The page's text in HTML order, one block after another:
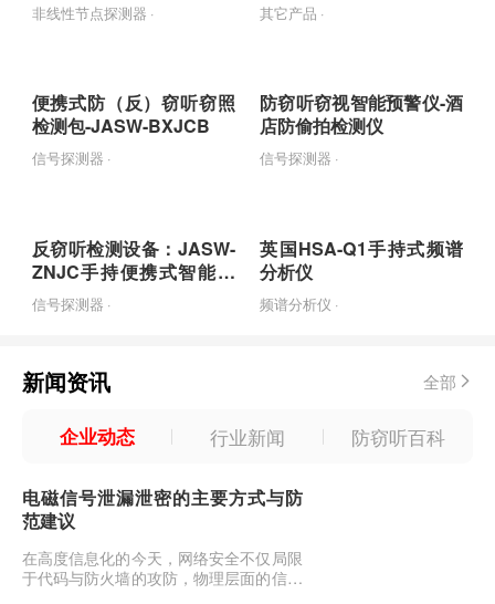
非线性节点探测器 · 其它产品 ·
便携式防（反）窃听窃照
检测包-JASW-BXJCB
信号探测器 ·
防窃听窃视智能预警仪-酒
店防偷拍检测仪
信号探测器 ·
反窃听检测设备：JASW-
ZNJC手持便携式智能检
测设备
信号探测器 ·
英国HSA-Q1手持式频谱
分析仪
频谱分析仪 ·
新闻资讯 全部
企业动态 行业新闻 防窃听百科
电磁信号泄漏泄密的主要方式与防
范建议
在高度信息化的今天，网络安全不仅局限
于代码与防火墙的攻防，物理层面的信息